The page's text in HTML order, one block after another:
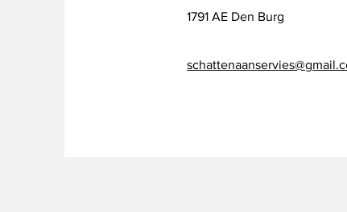
1791 AE Den Burg